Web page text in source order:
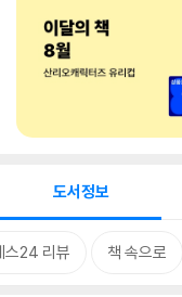
도서정보
스24 리뷰 책 속으로